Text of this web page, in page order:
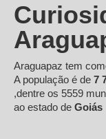
Araguapaz tem
A população é de 7
,dentre os 5559
ao estado de Goiás